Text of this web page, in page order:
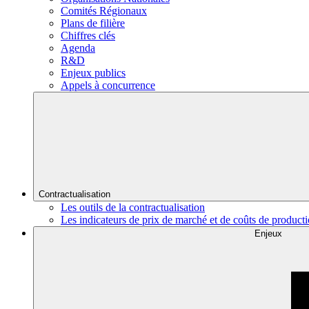
Comités Régionaux
Plans de filière
Chiffres clés
Agenda
R&D
Enjeux publics
Appels à concurrence
Contractualisation
Les outils de la contractualisation
Les indicateurs de prix de marché et de coûts de
Enjeux